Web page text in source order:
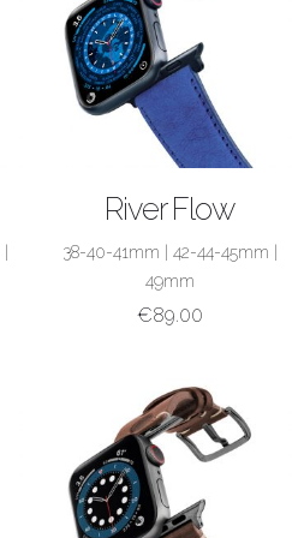
River Flow
38-40-41mm 42-44-45mm
49mm
€89.00